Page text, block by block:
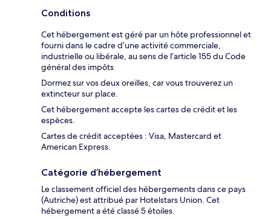
Conditions
Cet hébergement est géré par un hôte professionnel et
fourni dans le cadre d’une activité commerciale,
industrielle ou libérale, au sens de l’article 155 du Code
général des impôts
Dormez sur vos deux oreilles, car vous trouverez un
extincteur sur place.
Cet hébergement accepte les cartes de crédit et les
espèces.
Cartes de crédit acceptées : Visa, Mastercard et
American Express.
Catégorie d’hébergement
Le classement officiel des hébergements dans ce pays
(Autriche) est attribué par Hotelstars Union. Cet
hébergement a été classé 5 étoiles.